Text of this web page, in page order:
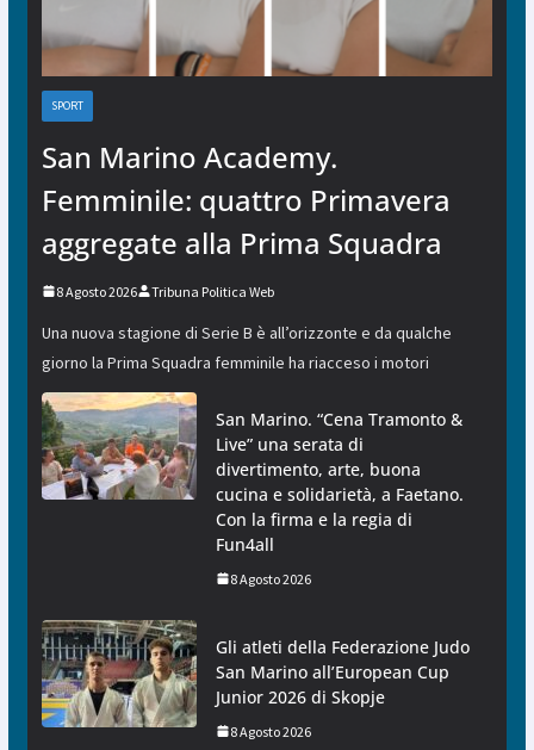
SPORT
San Marino Academy.
Femminile: quattro Primavera
aggregate alla Prima Squadra
8 Agosto 2026 Tribuna Politica Web
Una nuova stagione di Serie B è all’orizzonte e da qualche
giorno la Prima Squadra femminile ha riacceso i motori
San Marino. “Cena Tramonto &
Live” una serata di
divertimento, arte, buona
cucina e solidarietà, a Faetano.
Con la firma e la regia di
Fun4all
8 Agosto 2026
Gli atleti della Federazione Judo
San Marino all’European Cup
Junior 2026 di Skopje
8 Agosto 2026